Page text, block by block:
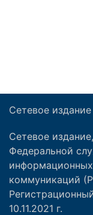
Сетевое
Сетевое
Федеральной
коммуникаций
10.11.2021 г.